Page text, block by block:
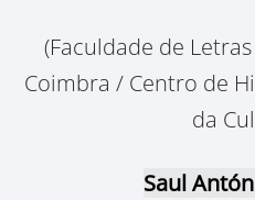
(Faculdade de
Coimbra / Centro de
da
Saul